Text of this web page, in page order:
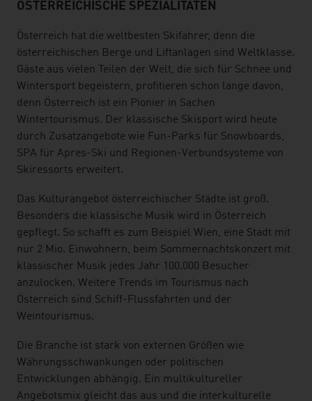
ÖSTERREICHISCHE SPEZIALITÄTEN
Österreich hat die weltbesten Skifahrer, denn die
österreichischen Berge und Liftanlagen sind Weltklasse.
Gäste aus vielen Teilen der Welt, die sich für Schnee und
Wintersport begeistern, profitieren schon lange davon,
denn Österreich ist ein Pionier in Sachen
Wintertourismus. Der klassische Skisport wird heute
durch Zusatzangebote wie Fun-Parks für Snowboards,
SPA für Apres-Ski und Regionen-Verbundsysteme von
Skiressorts erweitert.
Das Kulturangebot österreichischer Städte ist groß.
Besonders die klassische Musik wird in Österreich
gepflegt. So schafft es zum Beispiel Wien, eine Stadt mit
nur 2 Mio. Einwohnern, beim Sommernachtskonzert mit
klassischer Musik jedes Jahr 100.000 Besucher
anzulocken. Weitere Trends im Tourismus nach
Österreich sind Schiff-Flussfahrten und der
Weintourismus.
Die Branche ist stark von externen Größen wie
Währungsschwankungen oder politischen
Entwicklungen abhängig. Ein multikultureller
Angebotsmix gleicht das aus und die interkulturelle